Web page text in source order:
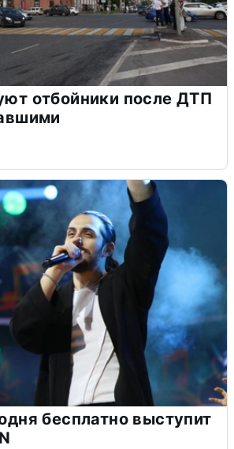
отбойники после ДТП
бесплатно выступит